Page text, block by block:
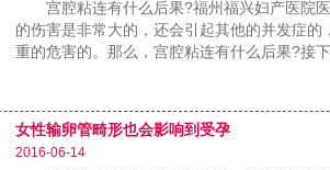
宫腔粘连有什么后果?福州福兴妇产医院医
的伤害是非常大的，还会引起其他的并发症
重的危害的。那么，宫腔粘连有什么后果?接
……
女性输卵管畸形也会影响到受孕
2016-06-14